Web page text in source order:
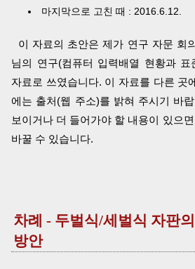
마지막으로 고친 때 : 2016.6.12.
이 자료의 초안은 제가 연구 자문 회
님의 연구(컴퓨터 입력배열 현황과
자료로 쓰였습니다. 이 자료를 다른 곳
에는 출처(웹 주소)를 밝혀 주시기 바
보이거나 더 들어가야 할 내용이 있으
바꿀 수 있습니다.
차례 - 두벌식/세벌식 자판
방안